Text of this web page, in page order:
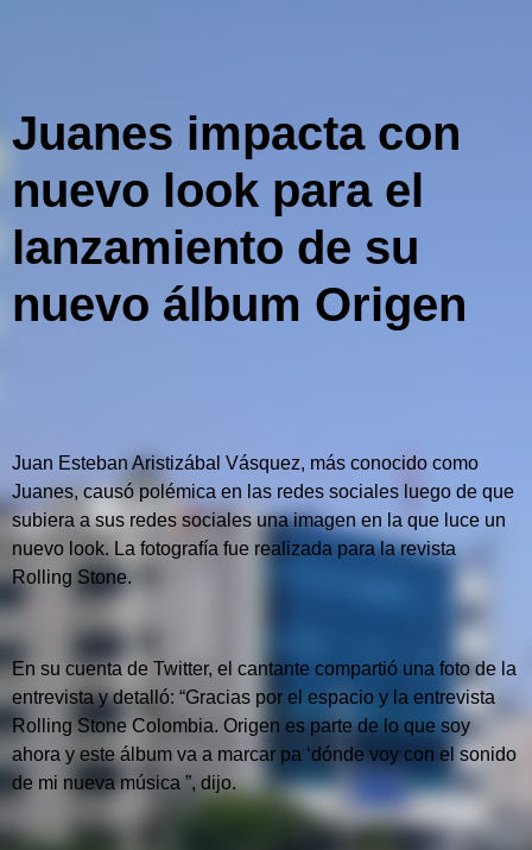
Juanes impacta con
nuevo look para el
lanzamiento de su
nuevo álbum Origen
Juan Esteban Aristizábal Vásquez, más conocido como
Juanes, causó polémica en las redes sociales luego de que
subiera a sus redes sociales una imagen en la que luce un
nuevo look. La fotografía fue realizada para la revista
Rolling Stone.
En su cuenta de Twitter, el cantante compartió una foto de la
entrevista y detalló: “Gracias por el espacio y la entrevista
Rolling Stone Colombia. Origen es parte de lo que soy
ahora y este álbum va a marcar pa ‘dónde voy con el sonido
de mi nueva música ”, dijo.